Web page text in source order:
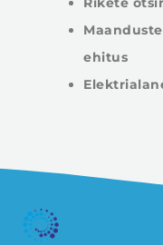
ehitus